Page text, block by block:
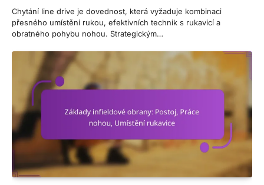
Chytání line drive je dovednost, která vyžaduje kombinaci
přesného umístění rukou, efektivních technik s rukavicí a
obratného pohybu nohou. Strategickým…